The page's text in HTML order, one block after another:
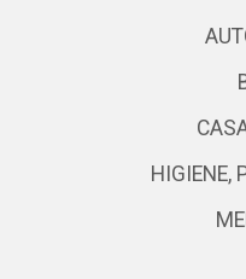
HIGIENE,